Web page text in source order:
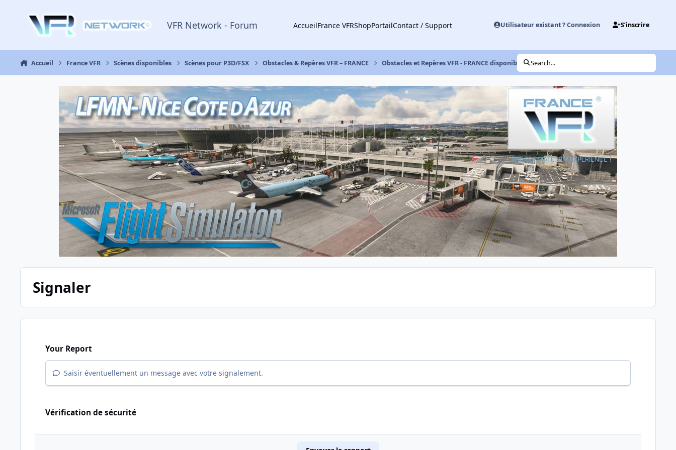
VFR Network - Forum AccueilFrance VFRShopPortailContact / Support Utilisateur existant ? Connexion S’inscrire
Accueil France VFR Scènes disponibles Scènes pour P3D/FSX Obstacles & Repères VFR – FRANCE Obstacles et Repères VFR - FRANCE disponible ! Search...
Signaler
Your Report
Saisir éventuellement un message avec votre signalement.
Vérification de sécurité